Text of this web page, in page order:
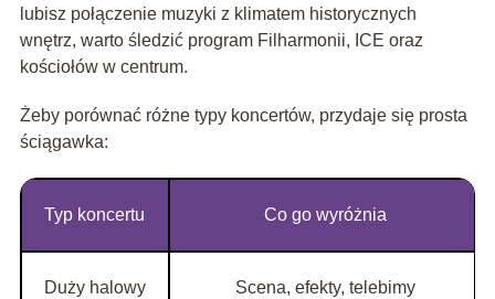
lubisz połączenie muzyki z klimatem historycznych
wnętrz, warto śledzić program Filharmonii, ICE oraz
kościołów w centrum.
Żeby porównać różne typy koncertów, przydaje się prosta
ściągawka:
Typ koncertu Co go wyróżnia
Duży halowy Scena, efekty, telebimy